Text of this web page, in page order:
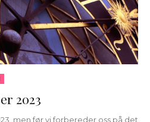
2023
men før vi forbereder oss på det